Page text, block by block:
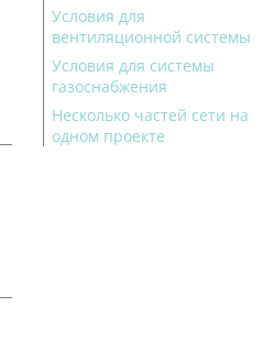
Условия для
вентиляционной системы
Условия для системы
газоснабжения
Несколько частей сети на
одном проекте